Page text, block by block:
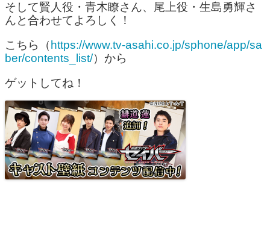
そして賢人役・青木瞭さん、尾上役・生島勇輝さ
んと合わせてよろしく！
こちら（ https://www.tv-asahi.co.jp/sphone/app/sa
ber/contents_list/）から
ゲットしてね！